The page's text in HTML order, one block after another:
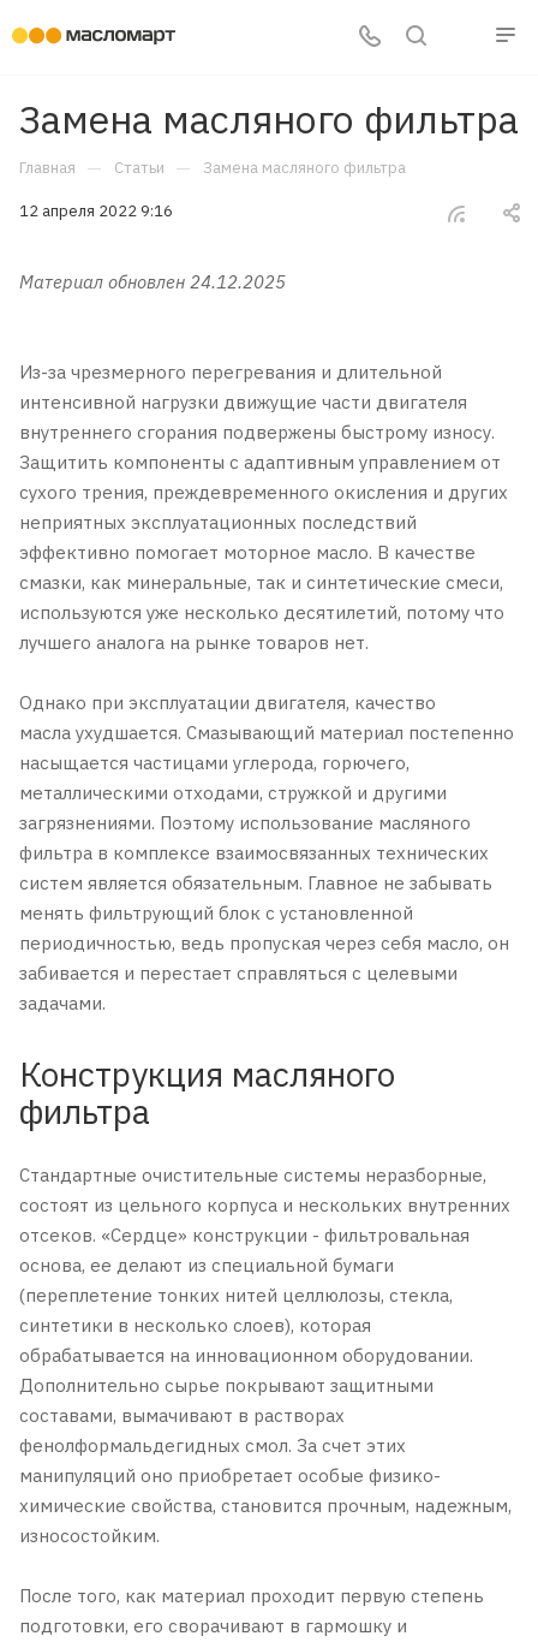
Замена масляного фильтра
Главная — Статьи — Замена масляного фильтра
12 апреля 2022 9:16
Материал обновлен 24.12.2025
Из-за чрезмерного перегревания и длительной
интенсивной нагрузки движущие части двигателя
внутреннего сгорания подвержены быстрому износу.
Защитить компоненты с адаптивным управлением от
сухого трения, преждевременного окисления и других
неприятных эксплуатационных последствий
эффективно помогает моторное масло. В качестве
смазки, как минеральные, так и синтетические смеси,
используются уже несколько десятилетий, потому что
лучшего аналога на рынке товаров нет.
Однако при эксплуатации двигателя, качество
масла ухудшается. Смазывающий материал постепенно
насыщается частицами углерода, горючего,
металлическими отходами, стружкой и другими
загрязнениями. Поэтому использование масляного
фильтра в комплексе взаимосвязанных технических
систем является обязательным. Главное не забывать
менять фильтрующий блок с установленной
периодичностью, ведь пропуская через себя масло, он
забивается и перестает справляться с целевыми
задачами.
Конструкция масляного
фильтра
Стандартные очистительные системы неразборные,
состоят из цельного корпуса и нескольких внутренних
отсеков. «Сердце» конструкции - фильтровальная
основа, ее делают из специальной бумаги
(переплетение тонких нитей целлюлозы, стекла,
синтетики в несколько слоев), которая
обрабатывается на инновационном оборудовании.
Дополнительно сырье покрывают защитными
составами, вымачивают в растворах
фенолформальдегидных смол. За счет этих
манипуляций оно приобретает особые физико-
химические свойства, становится прочным, надежным,
износостойким.
После того, как материал проходит первую степень
подготовки, его сворачивают в гармошку и